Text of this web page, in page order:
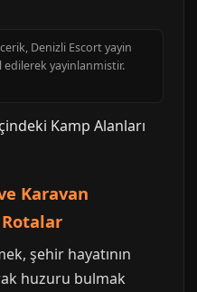
Denizli Escort yayin
yayinlanmistir.
Karavan
şehir hayatının
huzuru bulmak